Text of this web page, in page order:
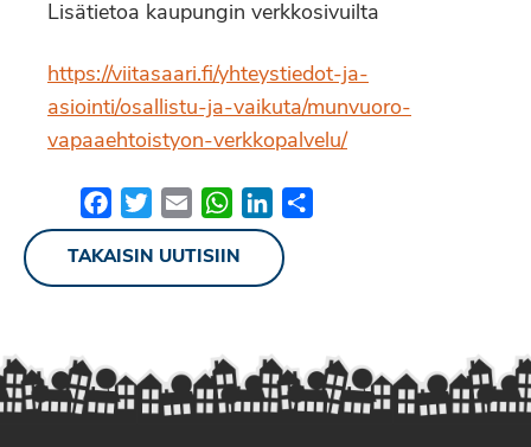
Lisätietoa kaupungin verkkosivuilta
https://viitasaari.fi/yhteystiedot-ja-
asiointi/osallistu-ja-vaikuta/munvuoro-
vapaaehtoistyon-verkkopalvelu/
FacebookTwitterEmail WhatsApp
LinkedIn
TAKAISIN UUTISIIN